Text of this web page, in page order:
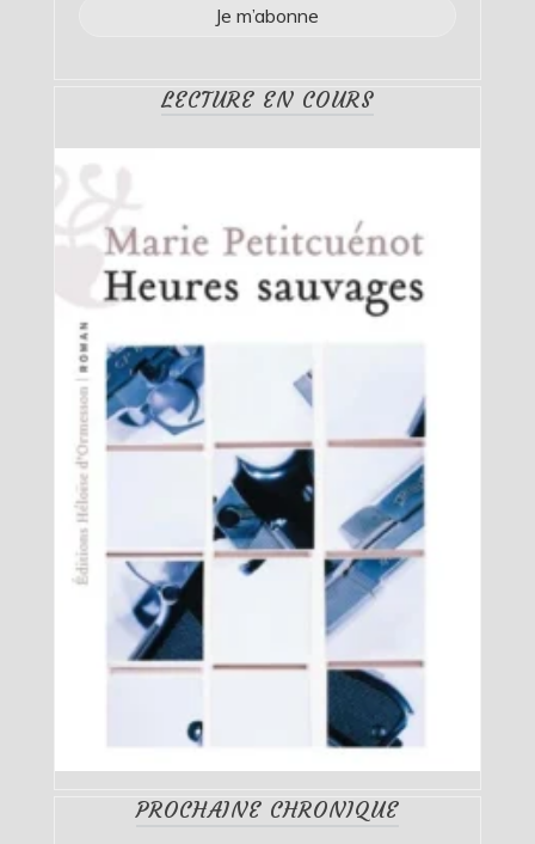
LECTURE EN COURS
PROCHAINE CHRONIQUE